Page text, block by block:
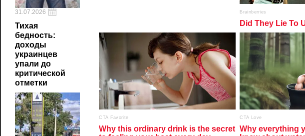
31.07.2026
Тихая
бедность:
доходы
украинцев
упали до
критической
отметки